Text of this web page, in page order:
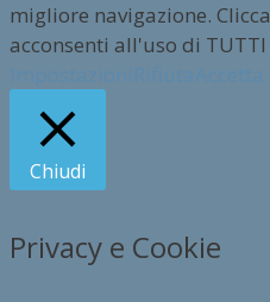
migliore navigazione.
acconsenti all'uso di TUTTI
Chiudi
Privacy e Cookie